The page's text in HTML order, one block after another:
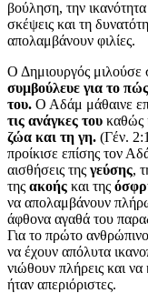
βούληση, την
σκέψεις και τη
απολαμβάνουν φιλίες.
Ο Δημιουργός μιλούσε
συμβούλευε για το
του. Ο Αδάμ μάθαινε
τις ανάγκες του καθώς
ζώα και τη γη. (Γέν.
προίκισε επίσης τον
αισθήσεις της γεύσης,
της ακοής και της
να απολαμβάνουν
άφθονα αγαθά του
Για το πρώτο
να έχουν απόλυτα
νιώθουν πλήρεις και
ήταν απεριόριστες.